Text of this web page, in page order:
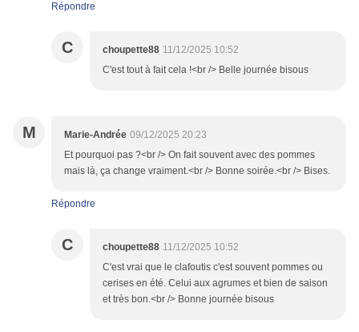
Répondre
C choupette88 11/12/2025 10:52
C'est tout à fait cela !<br /> Belle journée bisous
M Marie-Andrée 09/12/2025 20:23
Et pourquoi pas ?<br /> On fait souvent avec des pommes
mais là, ça change vraiment.<br /> Bonne soirée.<br /> Bises.
Répondre
C choupette88 11/12/2025 10:52
C'est vrai que le clafoutis c'est souvent pommes ou
cerises en été. Celui aux agrumes et bien de saison
et très bon.<br /> Bonne journée bisous